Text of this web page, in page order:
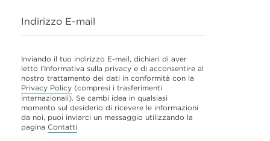
Indirizzo E-mail
Inviando il tuo indirizzo E-mail, dichiari di aver
letto l'Informativa sulla privacy e di acconsentire al
nostro trattamento dei dati in conformità con la
Privacy Policy (compresi i trasferimenti
internazionali). Se cambi idea in qualsiasi
momento sul desiderio di ricevere le informazioni
da noi, puoi inviarci un messaggio utilizzando la
pagina Contatti